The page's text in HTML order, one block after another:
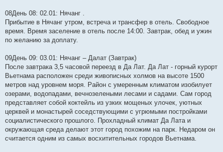
08День 08: 02.01: Нячанг .
Прибытие в Нячанг утром, встреча и трансфер в отель. Свободное
время. Время заселение в отель после 14:00. Завтрак, обед и ужин
по желанию за доплату.
09День 09: 03.01: Нячанг – Далат (Завтрак)
После завтрака 3,5 часовой переезд в Да Лат. Да Лат - горный курорт
Вьетнама расположен среди живописных холмов на высоте 1500
метров над уровнем моря. Район с умеренным климатом изобилует
озерами, водопадами, вечнозелеными лесами и садами. Сам город
представляет собой коктейль из узких мощеных улочек, уютных
церквей и монастырей соседствующими с угрюмыми постройками
социалистического прошлого. Прохладный климат Да Лата и
окружающая среда делают этот город похожим на парк. Недаром он
считается одним из самых восхитительных городов Вьетнама.